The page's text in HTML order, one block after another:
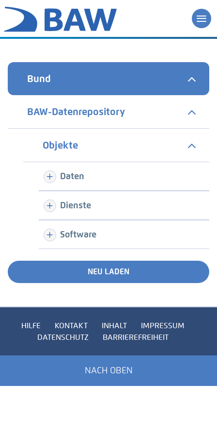
Bund
BAW-Datenrepository
Objekte
Daten
Dienste
Software
NEU LADEN
HILFE KONTAKT INHALT
IMPRESSUM
DATENSCHUTZ
BARRIEREFREIHEIT
NACH OBEN